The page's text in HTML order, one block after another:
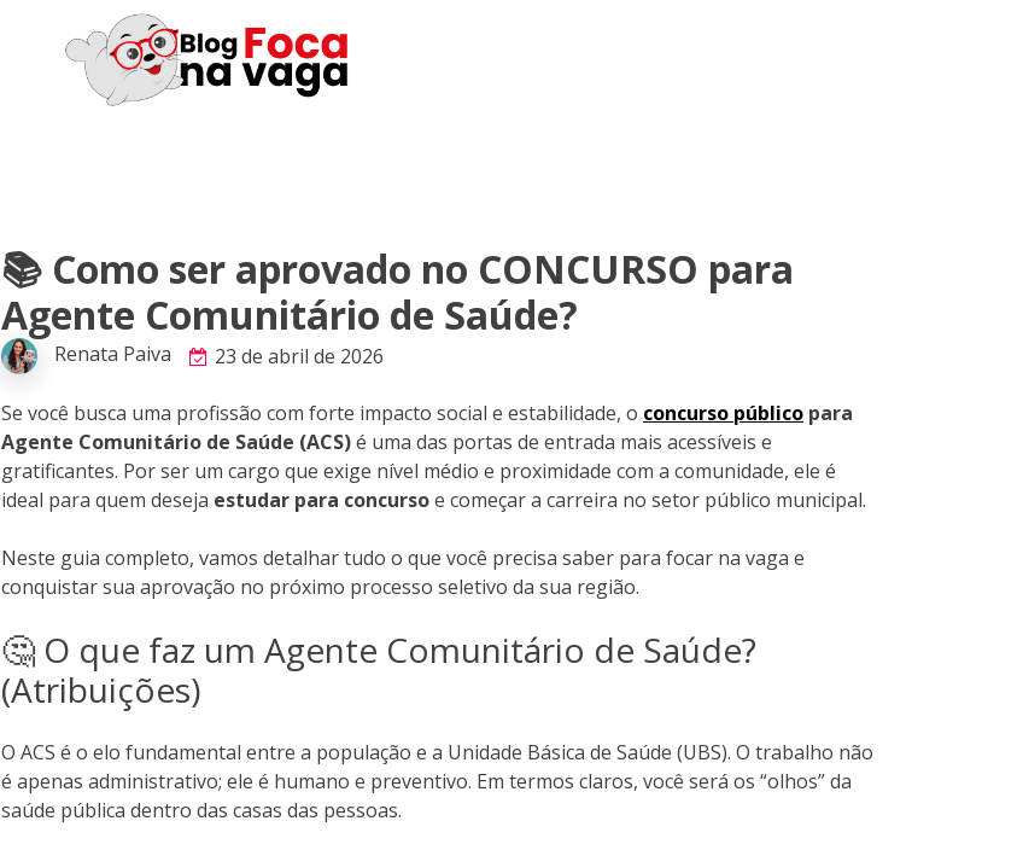
📚 Como ser aprovado no CONCURSO para
Agente Comunitário de Saúde?
Renata Paiva 23 de abril de 2026
Se você busca uma profissão com forte impacto social e estabilidade, o concurso público para
Agente Comunitário de Saúde (ACS)é uma das portas de entrada mais acessíveis e
gratificantes. Por ser um cargo que exige nível médio e proximidade com a comunidade, ele é
ideal para quem deseja estudar para concursoe começar a carreira no setor público municipal.
Neste guia completo, vamos detalhar tudo o que você precisa saber para focar na vaga e
conquistar sua aprovação no próximo processo seletivo da sua região.
🤔 O que faz um Agente Comunitário de Saúde?
(Atribuições)
O ACS é o elo fundamental entre a população e a Unidade Básica de Saúde (UBS). O trabalho não
é apenas administrativo; ele é humano e preventivo. Em termos claros, você será os “olhos” da
saúde pública dentro das casas das pessoas.